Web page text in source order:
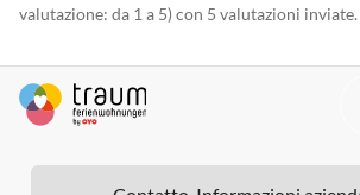
valutazione: da 1 a 5) con 5 valutazioni inviate.